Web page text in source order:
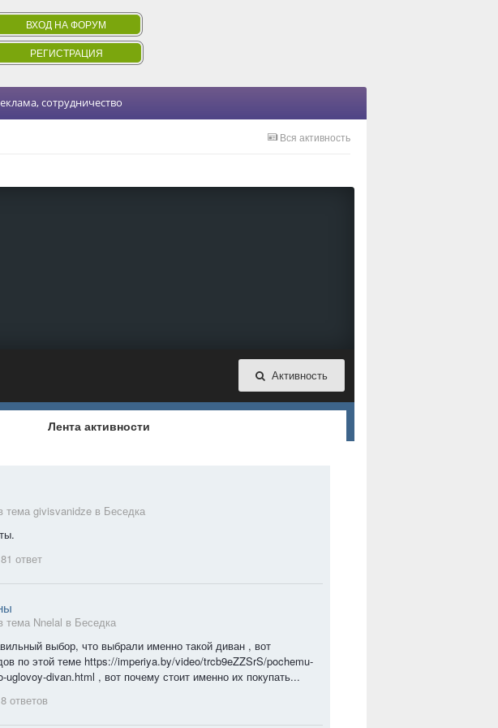
ВХОД НА ФОРУМ
РЕГИСТРАЦИЯ
сотрудничество
Вся активность
Активность
Лента активности
тема givisvanidze в Беседка
81 ответ
тема Nnelal в Беседка
выбор, что выбрали именно такой диван , вот
по этой теме https://imperiya.by/video/trcb9eZZSrS/pochemu-
uglovoy-divan.html , вот почему стоит именно их покупать...
8 ответов